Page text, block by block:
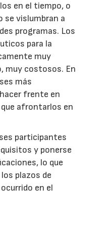
en el tiempo, o
se vislumbran a
programas. Los
para la
muy
muy costosos. En
más
frente en
afrontarlos en
participantes
y ponerse
lo que
plazos de
en el